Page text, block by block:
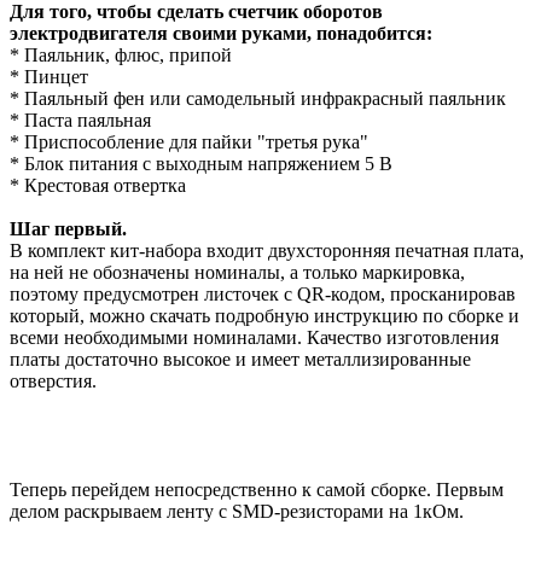
Для того, чтобы сделать счетчик оборотов
электродвигателя своими руками, понадобится:
* Паяльник, флюс, припой
* Пинцет
* Паяльный фен или самодельный инфракрасный паяльник
* Паста паяльная
* Приспособление для пайки "третья рука"
* Блок питания с выходным напряжением 5 В
* Крестовая отвертка
Шаг первый.
В комплект кит-набора входит двухсторонняя печатная плата,
на ней не обозначены номиналы, а только маркировка,
поэтому предусмотрен листочек с QR-кодом, просканировав
который, можно скачать подробную инструкцию по сборке и
всеми необходимыми номиналами. Качество изготовления
платы достаточно высокое и имеет металлизированные
отверстия.
Теперь перейдем непосредственно к самой сборке. Первым
делом раскрываем ленту с SMD-резисторами на 1кОм.